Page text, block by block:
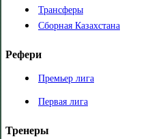
Трансферы
Сборная Казахстана
Рефери
Премьер лига
Первая лига
Тренеры